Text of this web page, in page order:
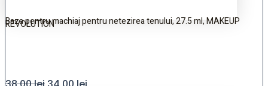
Baza pentru machiaj pentru netezirea tenului, 27.5 ml, MAKEUP
REVOLUTION